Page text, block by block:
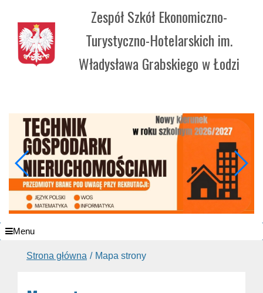
Zespół Szkół Ekonomiczno-
Turystyczno-Hotelarskich im.
Władysława Grabskiego w Łodzi
Menu
Strona główna Mapa strony